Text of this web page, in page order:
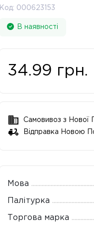
Код: 000623153
В наявності
34.99 грн.
Самовивоз з Нової
Відправка Новою
Мова
Палітурка
Торгова марка